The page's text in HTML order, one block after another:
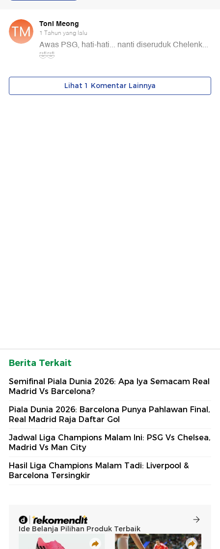
Berita Terkait
Semifinal Piala Dunia 2026: Apa Iya Semacam Real
Madrid Vs Barcelona?
Piala Dunia 2026: Barcelona Punya Pahlawan Final,
Real Madrid Raja Daftar Gol
Jadwal Liga Champions Malam Ini: PSG Vs Chelsea,
Madrid Vs Man City
Hasil Liga Champions Malam Tadi: Liverpool &
Barcelona Tersingkir